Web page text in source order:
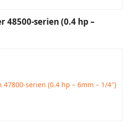
48500-serien (0.4 hp –